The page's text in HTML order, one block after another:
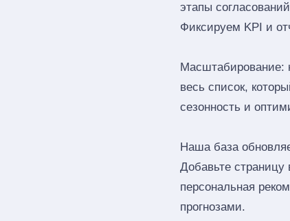
этапы
Фиксируем KPI и
Масштабирование:
весь список,
сезонность и
Наша база
Добавьте
персональная
прогнозами.